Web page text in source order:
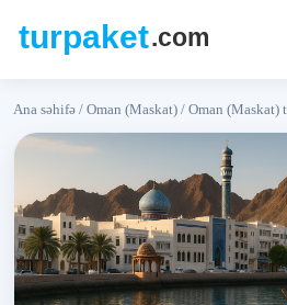
Ana səhifə / Oman (Maskat) / Oman (Maskat)